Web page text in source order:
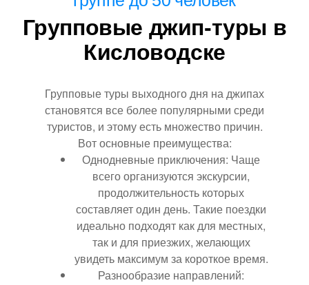
Групповые джип-туры в
Кисловодске
Групповые туры выходного дня на джипах
становятся все более популярными среди
туристов, и этому есть множество причин.
Вот основные преимущества:
Однодневные приключения: Чаще
всего организуются экскурсии,
продолжительность которых
составляет один день. Такие поездки
идеально подходят как для местных,
так и для приезжих, желающих
увидеть максимум за короткое время.
Разнообразие направлений: